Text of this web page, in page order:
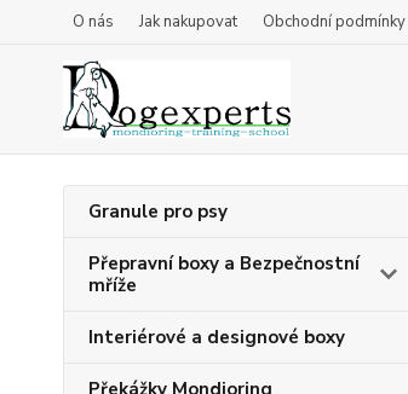
O nás Jak nakupovat Obchodní podmínky
Granule pro psy
Přepravní boxy a Bezpečnostní
mříže
Interiérové a designové boxy
Překážky Mondioring